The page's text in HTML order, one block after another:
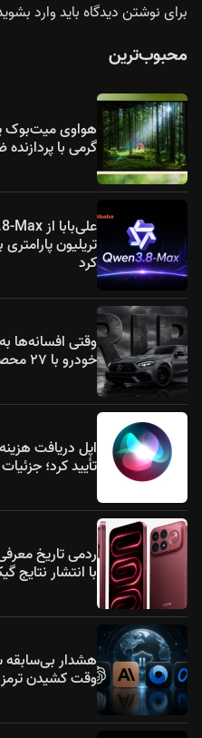
برای نوشتن دیدگاه بایدوارد
محبوب‌ترین
گرمی با
تریلیون
کرد
وقتی افسانه‌ها
خودرو با ۲۷ محصول در سال ۲۰۲۶
تأیید کرد؛
با انتشار نتایج
هشدار
وقت کشیدن ترمز AIها رسیده است؟